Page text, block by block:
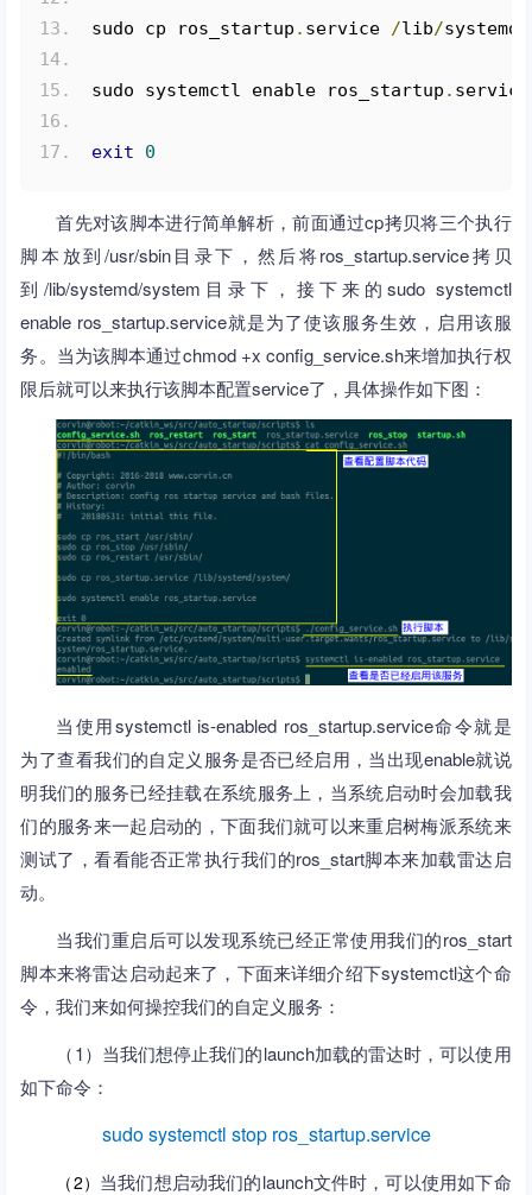
sudo cp ros_startup . service /lib/systemd
sudo systemctl enable ros_startup . service
exit 0
首先对该脚本进行简单解析，前面通过cp拷贝将三个执行
脚本放到/usr/sbin目录下，然后将ros_startup.service拷贝
到/lib/systemd/system目录下，接下来的sudo systemctl
enable ros_startup.service就是为了使该服务生效，启用该服
务。当为该脚本通过chmod +x config_service.sh来增加执行权
限后就可以来执行该脚本配置service了，具体操作如下图：
当使用systemctl is-enabled ros_startup.service命令就是
为了查看我们的自定义服务是否已经启用，当出现enable就说
明我们的服务已经挂载在系统服务上，当系统启动时会加载我
们的服务来一起启动的，下面我们就可以来重启树梅派系统来
测试了，看看能否正常执行我们的ros_start脚本来加载雷达启
动。
当我们重启后可以发现系统已经正常使用我们的ros_start
脚本来将雷达启动起来了，下面来详细介绍下systemctl这个命
令，我们来如何操控我们的自定义服务：
（1）当我们想停止我们的launch加载的雷达时，可以使用
如下命令：
sudo systemctl stop ros_startup.service
（2） 当我们想启动我们的launch文件时，可以使用如下命